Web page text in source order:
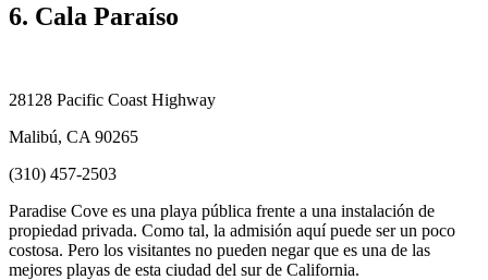
6. Cala Paraíso
28128 Pacific Coast Highway
Malibú, CA 90265
(310) 457-2503
Paradise Cove es una playa pública frente a una instalación de
propiedad privada. Como tal, la admisión aquí puede ser un poco
costosa. Pero los visitantes no pueden negar que es una de las
mejores playas de esta ciudad del sur de California.